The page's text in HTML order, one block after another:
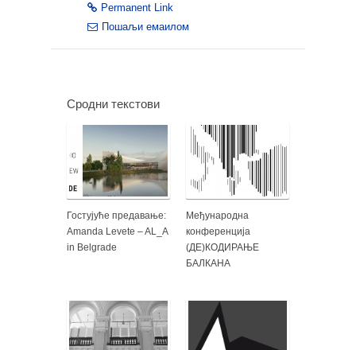
Permanent Link
Пошаљи емаилом
Сродни текстови
Гостујуће предавање:
Amanda Levete – AL_A
in Belgrade
Међународна
конференција
(ДЕ)КОДИРАЊЕ
БАЛКАНА